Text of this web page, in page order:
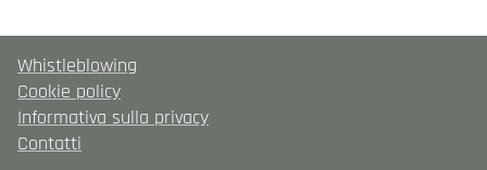
Whistleblowing
Cookie policy
Informativa sulla privacy
Contatti